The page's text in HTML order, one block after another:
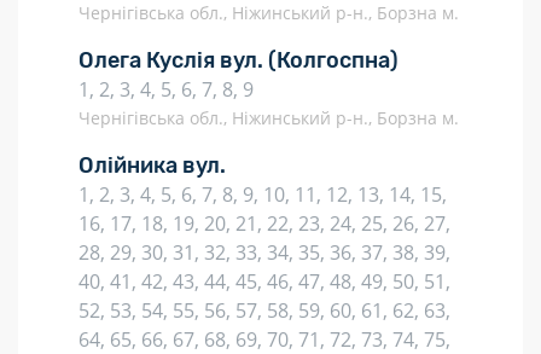
Чернігівська обл., Ніжинський р-н., Борзна м.
Олега Куслія вул. (Колгоспна)
1, 2, 3, 4, 5, 6, 7, 8, 9
Чернігівська обл., Ніжинський р-н., Борзна м.
Олійника вул.
1, 2, 3, 4, 5, 6, 7, 8, 9, 10, 11, 12, 13, 14, 15,
16, 17, 18, 19, 20, 21, 22, 23, 24, 25, 26, 27,
28, 29, 30, 31, 32, 33, 34, 35, 36, 37, 38, 39,
40, 41, 42, 43, 44, 45, 46, 47, 48, 49, 50, 51,
52, 53, 54, 55, 56, 57, 58, 59, 60, 61, 62, 63,
64, 65, 66, 67, 68, 69, 70, 71, 72, 73, 74, 75,